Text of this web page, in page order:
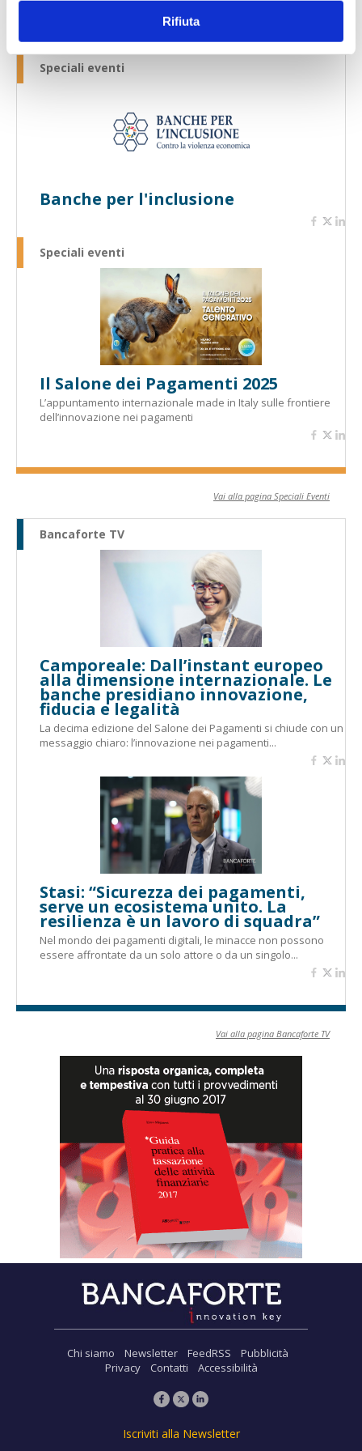
Rifiuta
Speciali eventi
Banche per l'inclusione
Speciali eventi
Il Salone dei Pagamenti 2025
L’appuntamento internazionale made in Italy sulle frontiere
dell’innovazione nei pagamenti
Vai alla pagina Speciali Eventi
Bancaforte TV
Camporeale: Dall’instant europeo
alla dimensione internazionale. Le
banche presidiano innovazione,
fiducia e legalità
La decima edizione del Salone dei Pagamenti si chiude con un
messaggio chiaro: l’innovazione nei pagamenti...
Stasi: “Sicurezza dei pagamenti,
serve un ecosistema unito. La
resilienza è un lavoro di squadra”
Nel mondo dei pagamenti digitali, le minacce non possono
essere affrontate da un solo attore o da un singolo...
Vai alla pagina Bancaforte TV
Chi siamo Newsletter FeedRSS
Pubblicità
Privacy
Contatti Accessibilità
Iscriviti alla Newsletter